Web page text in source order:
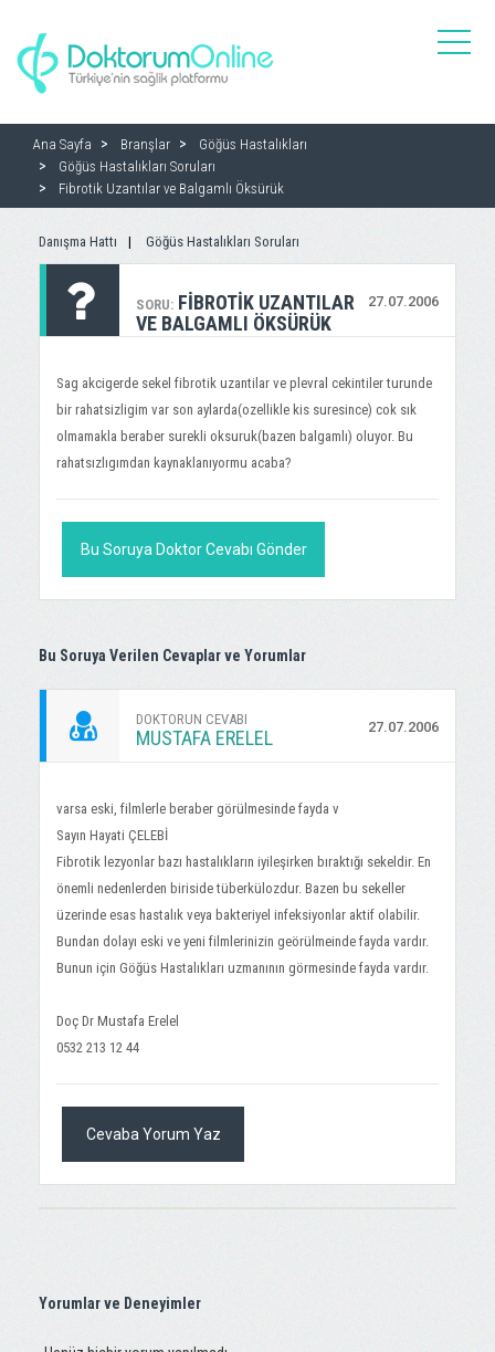
toggle
Ana Sayfa Branşlar
Göğüs Hastalıkları
Göğüs Hastalıkları Soruları
Fibrotik Uzantılar ve Balgamlı Öksürük
Danışma Hattı Göğüs Hastalıkları Soruları
SORU: 27.07.2006
FIBROTIK UZANTILAR
VE BALGAMLI ÖKSÜRÜK
Sag akcigerde sekel fibrotik uzantilar ve plevral cekintiler turunde
bir rahatsizligim var son aylarda(ozellikle kis suresince) cok sık
olmamakla beraber surekli oksuruk(bazen balgamlı) oluyor. Bu
rahatsızlıgımdan kaynaklanıyormu acaba?
Bu Soruya Doktor Cevabı Gönder
Bu Soruya Verilen Cevaplar ve Yorumlar
DOKTORUN CEVABI
MUSTAFA ERELEL 27.07.2006
varsa eski, filmlerle beraber görülmesinde fayda v
Sayın Hayati ÇELEBİ
Fibrotik lezyonlar bazı hastalıkların iyileşirken bıraktığı sekeldir. En
önemli nedenlerden biriside tüberkülozdur. Bazen bu sekeller
üzerinde esas hastalık veya bakteriyel infeksiyonlar aktif olabilir.
Bundan dolayı eski ve yeni filmlerinizin geörülmeinde fayda vardır.
Bunun için Göğüs Hastalıkları uzmanının görmesinde fayda vardır.
Doç Dr Mustafa Erelel
0532 213 12 44
Cevaba Yorum Yaz
Yorumlar ve Deneyimler